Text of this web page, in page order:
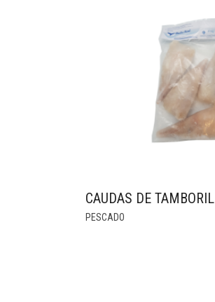
CAUDAS DE TAMBORIL
PESCADO